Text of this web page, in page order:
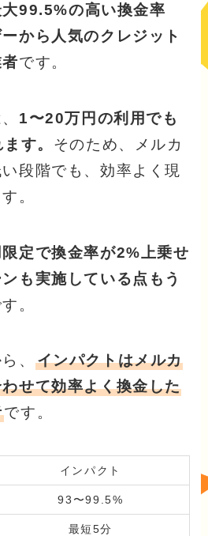
大99.5%の高い換金率
から人気のクレジット
です。
1〜20万円の利用でも
す。 そのため、メルカ
段階でも、効率よく現
。
定で換金率が2%上乗せ
も実施している点もう
。
、 インパクトはメルカ
せて効率よく換金した
です。
インパクト
93〜99.5%
最短5分